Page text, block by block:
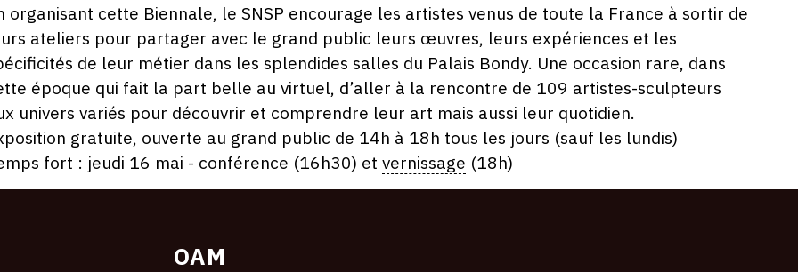
VENDREDI
24
MAI
2019
69005
Lyon
organisant cette Biennale, le SNSP encourage les artistes venus de toute la France à sortir de
ateliers pour partager avec le grand public leurs œuvres, leurs expériences et les
de leur métier dans les splendides salles du Palais Bondy. Une occasion rare, dans
époque qui fait la part belle au virtuel, d’aller à la rencontre de 109 artistes-sculpteurs
univers variés pour découvrir et comprendre leur art mais aussi leur quotidien.
gratuite, ouverte au grand public de 14h à 18h tous les jours (sauf les lundis)
fort : jeudi 16 mai - conférence (16h30) et vernissage (18h)
OAM